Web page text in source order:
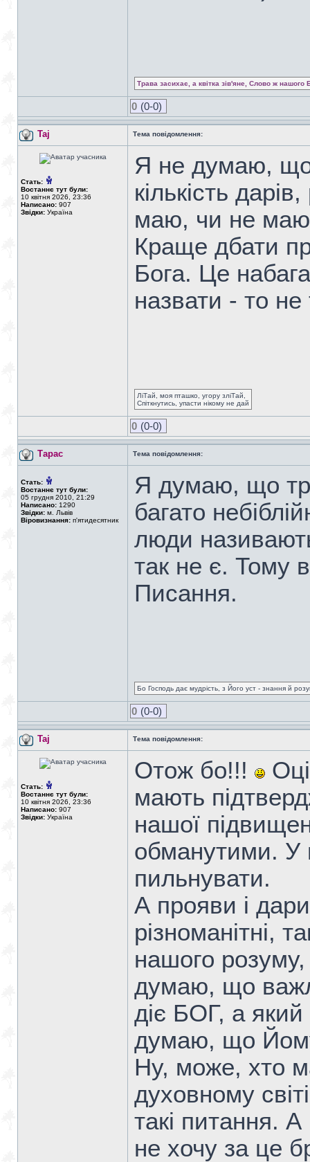
Трава засихає, а квітка зів'яне, Слово ж нашого
0 (0-0)
Taj Тема повідомлення:
Стать:
Востаннє тут були:
10 квітня 2026, 23:36
Написано: 907
Звідки: Україна
Я не думаю, що
кількість
маю, чи не маю,
Краще дбати
Бога. Це
назвати - то
ЛіТай, моя пташко, угору зліТай,
Спіткнутись, упасти нікому не дай
0 (0-0)
Тарас Тема повідомлення:
Стать:
Востаннє тут були:
05 грудня 2010, 21:29
Написано: 1290
Звідки: м. Львів
Віровизнання: п'ятидесятник
Я думаю, що
багато
люди
так не є. Тому
Писання.
Бо Господь дає мудрість, з Його уст - знання й
0 (0-0)
Taj Тема повідомлення:
Стать:
Востаннє тут були:
10 квітня 2026, 23:36
Написано: 907
Звідки: Україна
Отож бо!!!
мають
нашої
обманутими. У
пильнувати.
А прояви і
різноманітні,
нашого
думаю, що
діє БОГ, а
думаю, що
Ну, може, хто
духовному
такі питання.
не хочу за це